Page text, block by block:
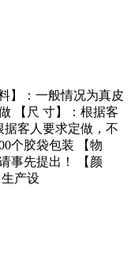
】：一般情况为真皮
【尺 寸】：根据客
据客人要求定做，不
个胶袋包装 【物
事先提出！ 【颜
产设